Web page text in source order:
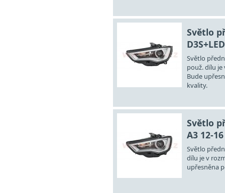
Světlo
Světlo
použ. dílu je
Bude
kvality.
Světlo
A3 12-16
Světlo
dílu je v
upřesněna